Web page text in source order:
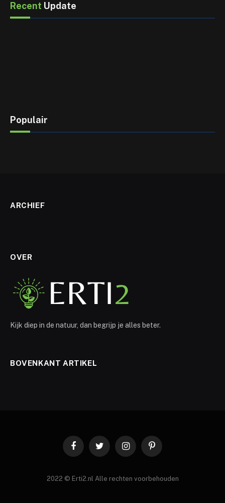
Recent Update
Populair
ARCHIEF
OVER
Kijk diep in de natuur, dan begrijp je alles beter.
BOVENKANT ARTIKEL
FacebookTwitter InstagramPinterest
2022 © Erti2.nl Alle rechten voorbehouden